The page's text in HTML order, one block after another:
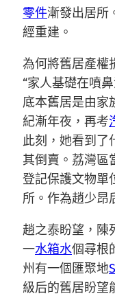
零件漸發出居所
經重建。
為何將舊居產權
“家人基礎在噴
底本舊居是由家
紀漸年夜，再考
此刻，她看到了
其倒賣。荔灣區
登記保護文物單
所。作為趙少昂
趙之泰盼望，陳
一水箱水個尋根
州有一個匯聚地
級后的舊居盼望